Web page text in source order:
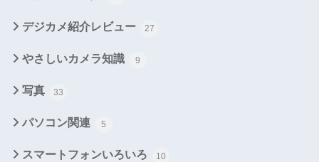
デジカメ紹介レビュー 27
やさしいカメラ知識 9
写真 33
パソコン関連 5
スマートフォンいろいろ 10